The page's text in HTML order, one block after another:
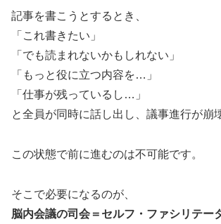
記事を書こうとするとき、
「これ書きたい」
「でも読まれないかもしれない」
「もっと役に立つ内容を…」
「仕事が残っているし…」
と全員が同時に話し出し、議事進行が崩
この状態で前に進むのは不可能です。
そこで必要になるのが、
脳内会議の司会＝セルフ・ファシリテー